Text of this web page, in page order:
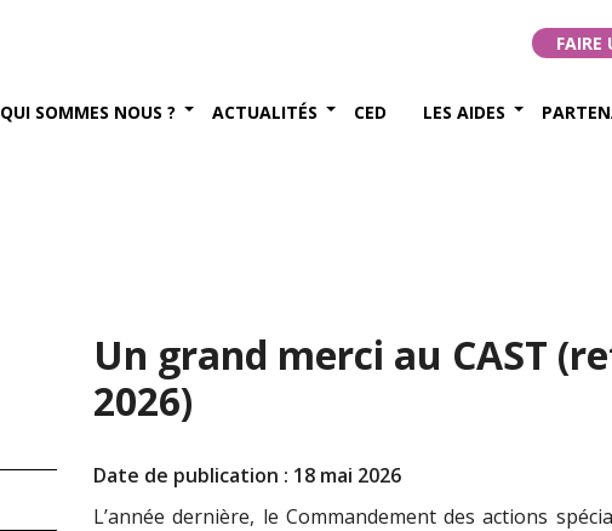
FAIRE
QUI SOMMES NOUS ? ACTUALITÉS CED LES AIDES
Un grand merci au CAST
2026)
Date de publication : 18 mai 2026
L’année dernière, le Commandement des actions